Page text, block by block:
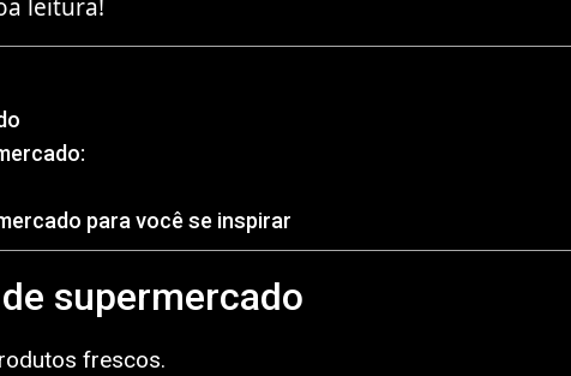
leitura!
para você se inspirar
supermercado
frescos.